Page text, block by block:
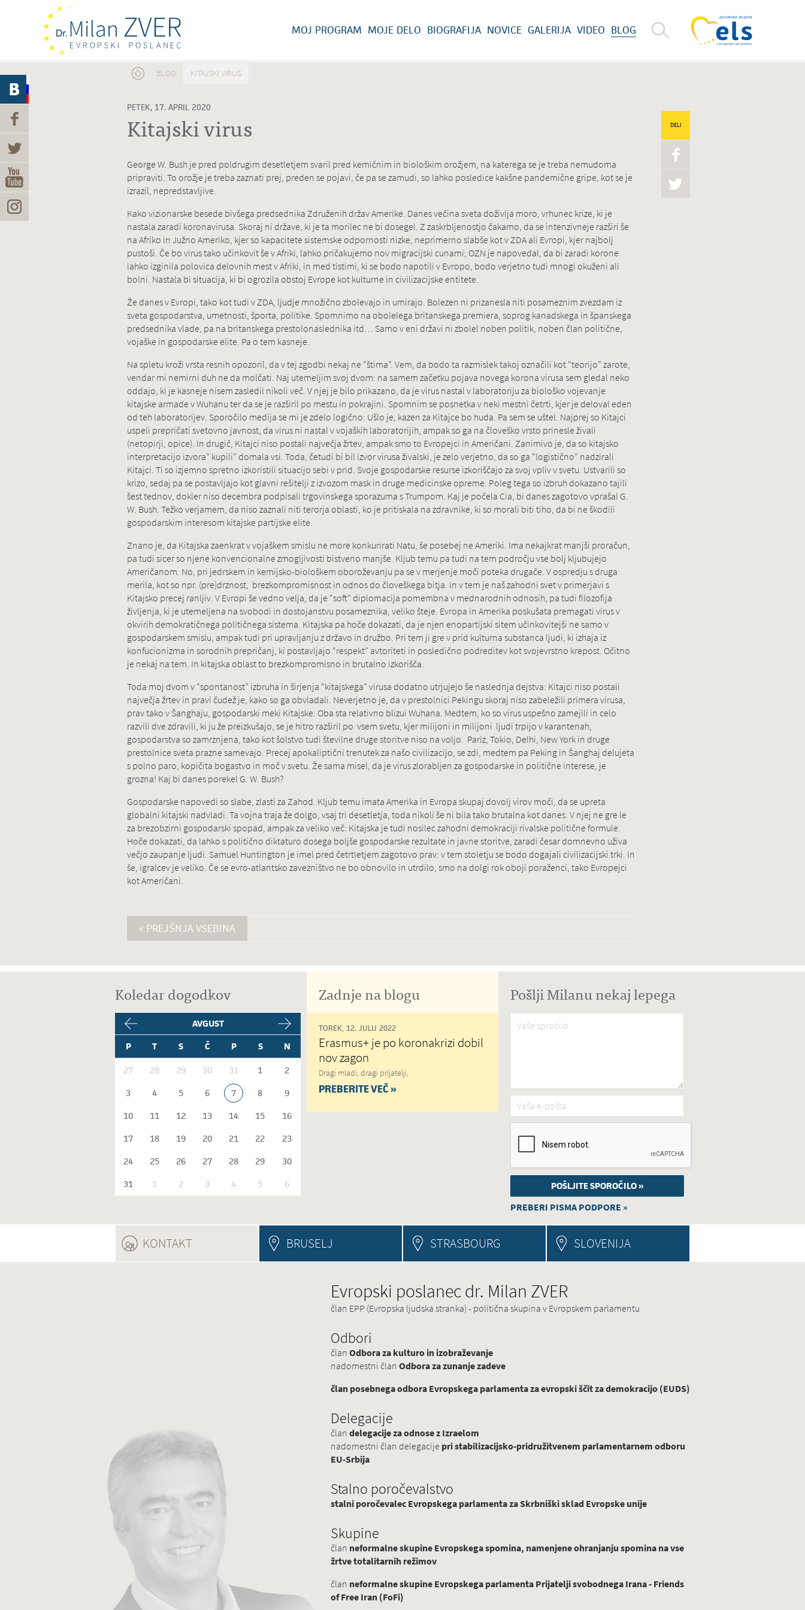
MOJ PROGRAM MOJE DELO BIOGRAFIJA NOVICE GALERIJA VIDEO BLOG
Nahajate se tukaj
BLOG KITAJSKI VIRUS
PETEK, 17. APRIL 2020
Kitajski virus DELI
George W. Bush je pred poldrugim desetletjem svaril pred kemičnim in biološkim orožjem, na katerega se je treba nemudoma
pripraviti. To orožje je treba zaznati prej, preden se pojavi, če pa se zamudi, so lahko posledice kakšne pandemične gripe, kot se je
izrazil, nepredstavljive.
Kako vizionarske besede bivšega predsednika Združenih držav Amerike. Danes večina sveta doživlja moro, vrhunec krize, ki je
nastala zaradi koronavirusa. Skoraj ni države, ki je ta morilec ne bi dosegel. Z zaskrbljenostjo čakamo, da se intenzivneje razširi še
na Afriko in Južno Ameriko, kjer so kapacitete sistemske odpornosti nizke, neprimerno slabše kot v ZDA ali Evropi, kjer najbolj
pustoši. Če bo virus tako učinkovit še v Afriki, lahko pričakujemo nov migracijski cunami; OZN je napovedal, da bi zaradi korone
lahko izginila polovica delovnih mest v Afriki, in med tistimi, ki se bodo napotili v Evropo, bodo verjetno tudi mnogi okuženi ali
bolni. Nastala bi situacija, ki bi ogrozila obstoj Evrope kot kulturne in civilizacijske entitete.
Že danes v Evropi, tako kot tudi v ZDA, ljudje množično zbolevajo in umirajo. Bolezen ni prizanesla niti posameznim zvezdam iz
sveta gospodarstva, umetnosti, športa, politike. Spomnimo na obolelega britanskega premiera, soprog kanadskega in španskega
predsednika vlade, pa na britanskega prestolonaslednika itd… Samo v eni državi ni zbolel noben politik, noben član politične,
vojaške in gospodarske elite. Pa o tem kasneje.
Na spletu kroži vrsta resnih opozoril, da v tej zgodbi nekaj ne “štima”. Vem, da bodo ta razmislek takoj označili kot “teorijo” zarote,
vendar mi nemirni duh ne da molčati. Naj utemeljim svoj dvom: na samem začetku pojava novega korona virusa sem gledal neko
oddajo, ki je kasneje nisem zasledil nikoli več. V njej je bilo prikazano, da je virus nastal v laboratoriju za biološko vojevanje
kitajske armade v Wuhanu ter da se je razširil po mestu in pokrajini. Spomnim se posnetka v neki mestni četrti, kjer je deloval eden
od teh laboratorijev. Sporočilo medija se mi je zdelo logično: Ušlo je, kazen za Kitajce bo huda. Pa sem se uštel. Najprej so Kitajci
uspeli prepričati svetovno javnost, da virus ni nastal v vojaških laboratorijih, ampak so ga na človeško vrsto prinesle živali
(netopirji, opice). In drugič, Kitajci niso postali največja žrtev, ampak smo to Evropejci in Američani. Zanimivo je, da so kitajsko
interpretacijo izvora” kupili” domala vsi. Toda, četudi bi bil izvor virusa živalski, je zelo verjetno, da so ga “logistično” nadzirali
Kitajci. Ti so izjemno spretno izkoristili situacijo sebi v prid. Svoje gospodarske resurse izkoriščajo za svoj vpliv v svetu. Ustvarili so
krizo, sedaj pa se postavljajo kot glavni rešitelji z izvozom mask in druge medicinske opreme. Poleg tega so izbruh dokazano tajili
šest tednov, dokler niso decembra podpisali trgovinskega sporazuma s Trumpom. Kaj je počela Cia, bi danes zagotovo vprašal G.
W. Bush. Težko verjamem, da niso zaznali niti terorja oblasti, ko je pritiskala na zdravnike, ki so morali biti tiho, da bi ne škodili
gospodarskim interesom kitajske partijske elite.
Znano je, da Kitajska zaenkrat v vojaškem smislu ne more konkurirati Natu, še posebej ne Ameriki. Ima nekajkrat manjši proračun,
pa tudi sicer so njene konvencionalne zmogljivosti bistveno manjše. Kljub temu pa tudi na tem področju vse bolj kljubujejo
Američanom. No, pri jedrskem in kemijsko-biološkem oboroževanju pa se v merjenje moči poteka drugače. V ospredju s druga
merila, kot so npr. (pre)drznost, brezkompromisnost in odnos do človeškega bitja. In v tem je naš zahodni svet v primerjavi s
Kitajsko precej ranljiv. V Evropi še vedno velja, da je “soft” diplomacija pomembna v mednarodnih odnosih, pa tudi filozofija
življenja, ki je utemeljena na svobodi in dostojanstvu posameznika, veliko šteje. Evropa in Amerika poskušata premagati virus v
okvirih demokratičnega političnega sistema. Kitajska pa hoče dokazati, da je njen enopartijski sitem učinkovitejši ne samo v
gospodarskem smislu, ampak tudi pri upravljanju z državo in družbo. Pri tem ji gre v prid kulturna substanca ljudi, ki izhaja iz
konfucionizma in sorodnih prepričanj, ki postavljajo “respekt” avtoriteti in posledično podreditev kot svojevrstno krepost. Očitno
je nekaj na tem. In kitajska oblast to brezkompromisno in brutalno izkorišča.
Toda moj dvom v “spontanost” izbruha in širjenja “kitajskega” virusa dodatno utrjujejo še naslednja dejstva: Kitajci niso postali
največja žrtev in pravi čudež je, kako so ga obvladali. Neverjetno je, da v prestolnici Pekingu skoraj niso zabeležili primera virusa,
prav tako v Šanghaju, gospodarski meki Kitajske. Oba sta relativno blizui Wuhana. Medtem, ko so virus uspešno zamejili in celo
razvili dve zdravili, ki ju že preizkušajo, se je hitro razširil po vsem svetu, kjer milijoni in milijoni ljudi trpijo v karantenah,
gospodarstva so zamrznjena, tako kot šolstvo tudi številne druge storitve niso na voljo. Pariz, Tokio, Delhi, New York in druge
prestolnice sveta prazne samevajo. Precej apokaliptični trenutek za našo civilizacijo, se zdi, medtem pa Peking in Šanghaj delujeta
s polno paro, kopičita bogastvo in moč v svetu. Že sama misel, da je virus zlorabljen za gospodarske in politične interese, je
grozna! Kaj bi danes porekel G. W. Bush?
Gospodarske napovedi so slabe, zlasti za Zahod. Kljub temu imata Amerika in Evropa skupaj dovolj virov moči, da se upreta
globalni kitajski nadvladi. Ta vojna traja že dolgo, vsaj tri desetletja, toda nikoli še ni bila tako brutalna kot danes. V njej ne gre le
za brezobzirni gospodarski spopad, ampak za veliko več: Kitajska je tudi nosilec zahodni demokraciji rivalske politične formule.
Hoče dokazati, da lahko s politično diktaturo dosega boljše gospodarske rezultate in javne storitve, zaradi česar domnevno uživa
večjo zaupanje ljudi. Samuel Huntington je imel pred četrtletjem zagotovo prav: v tem stoletju se bodo dogajali civilizacijski trki. In
še, igralcev je veliko. Če se evro-atlantsko zavezništvo ne bo obnovilo in utrdilo, smo na dolgi rok oboji poraženci, tako Evropejci
kot Američani.
« PREJŠNJA VSEBINA
Koledar dogodkov
AVGUST
P
T S Č P S N
27 28 29 30 31 1
2
3
4 5 6 7 8
9
10
11 12 13 14 15
16
17
18 19 20 21 22
23
24
25 26 27 28 29
30
31
1 2 3 4 5 6
Zadnje na blogu
TOREK, 12. JULIJ 2022
Erasmus+ je po koronakrizi dobil
nov zagon
Dragi mladi, dragi prijatelji,
PREBERITE VEČ »
Pošlji Milanu nekaj lepega
Vaše spročilo*
Vaša e-pošta*
PREBERI PISMA PODPORE »
KONTAKT BRUSELJ STRASBOURG SLOVENIJA
Evropski poslanec dr. Milan ZVER
član EPP (Evropska ljudska stranka) - politična skupina v Evropskem parlamentu
Odbori
članOdbora za kulturo in izobraževanje
nadomestni članOdbora za zunanje zadeve
član posebnega odbora Evropskega parlamenta za evropski ščit za demokracijo (EUDS)
Delegacije
člandelegacije za odnose z Izraelom
nadomestni član delegacije pri stabilizacijsko-pridružitvenem parlamentarnem odboru
EU-Srbija
Stalno poročevalstvo
stalni poročevalec Evropskega parlamenta za Skrbniški sklad Evropske unije
Skupine
član neformalne skupine Evropskega spomina, namenjene ohranjanju spomina na vse
žrtve totalitarnih režimov
član neformalne skupine Evropskega parlamenta Prijatelji svobodnega Irana - Friends
of Free Iran (FoFi)